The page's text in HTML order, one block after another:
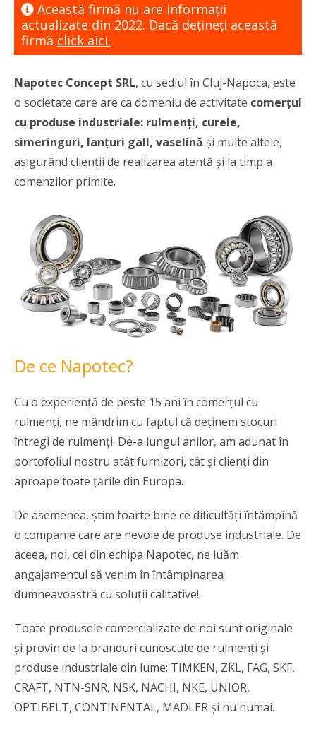
Această firmă nu are informaţii
actualizate din 2022. Dacă dețineți această
firmă click aici.
Napotec Concept SRL, cu sediul în Cluj-Napoca, este
o societate care are ca domeniu de activitate comerțul
cu produse industriale: rulmenți, curele,
simeringuri, lanțuri gall, vaselină și multe altele,
asigurând clienții de realizarea atentă și la timp a
comenzilor primite.
De ce Napotec?
Cu o experiență de peste 15 ani în comerțul cu
rulmenți, ne mândrim cu faptul că deținem stocuri
întregi de rulmenți. De-a lungul anilor, am adunat în
portofoliul nostru atât furnizori, cât și clienți din
aproape toate țările din Europa.
De asemenea, știm foarte bine ce dificultăți întâmpină
o companie care are nevoie de produse industriale. De
aceea, noi, cei din echipa Napotec, ne luăm
angajamentul să venim în întâmpinarea
dumneavoastră cu soluții calitative!
Toate produsele comercializate de noi sunt originale
și provin de la branduri cunoscute de rulmenți și
produse industriale din lume: TIMKEN, ZKL, FAG, SKF,
CRAFT, NTN-SNR, NSK, NACHI, NKE, UNIOR,
OPTIBELT, CONTINENTAL, MADLER și nu numai.